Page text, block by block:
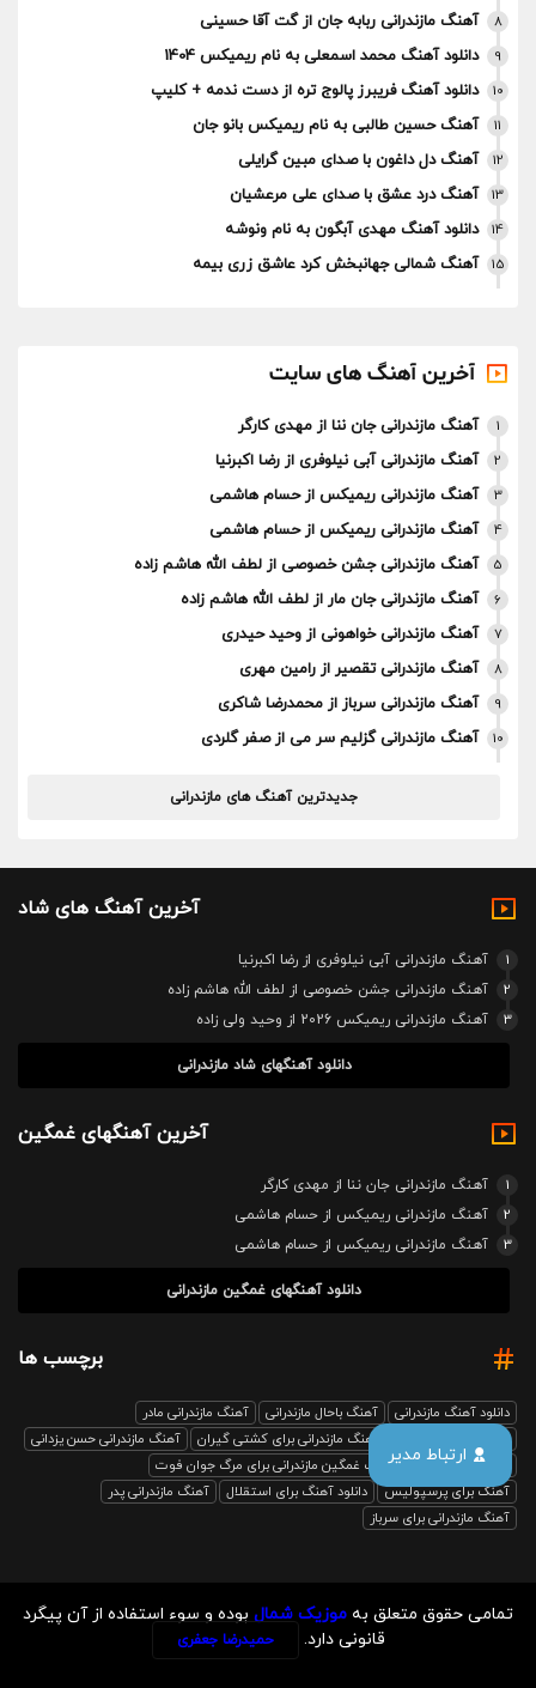
ارتباط مدیر
8 آهنگ مازندرانی ربابه جان از گت آقا حسینی
9 دانلود آهنگ محمد اسمعلی به نام ریمیکس 1404
10 دانلود آهنگ فریبرز پالوج تره از دست ندمه + کلیپ
11 آهنگ حسین طالبی به نام ریمیکس بانو جان
12 آهنگ دل داغون با صدای مبین گرایلی
13 آهنگ درد عشق با صدای علی مرعشیان
14 دانلود آهنگ مهدی آبگون به نام ونوشه
15 آهنگ شمالی جهانبخش کرد عاشق زری بیمه
آخرین آهنگ های سایت
1 آهنگ مازندرانی جان ننا از مهدی کارگر
2 آهنگ مازندرانی آبی نیلوفری از رضا اکبرنیا
3 آهنگ مازندرانی ریمیکس از حسام هاشمی
4 آهنگ مازندرانی ریمیکس از حسام هاشمی
5 آهنگ مازندرانی جشن خصوصی از لطف الله هاشم زاده
6 آهنگ مازندرانی جان مار از لطف الله هاشم زاده
7 آهنگ مازندرانی خواهونی از وحید حیدری
8 آهنگ مازندرانی تقصیر از رامین مهری
9 آهنگ مازندرانی سرباز از محمدرضا شاکری
10 آهنگ مازندرانی گزلیم سر می از صفر گلردی
جدیدترین آهنگ های مازندرانی
آخرین آهنگ های شاد
1
آهنگ مازندرانی آبی نیلوفری از رضا اکبرنیا
2
آهنگ مازندرانی جشن خصوصی از لطف الله هاشم زاده
3
آهنگ مازندرانی ریمیکس 2026 از وحید ولی زاده
دانلود آهنگهای شاد مازندرانی
آخرین آهنگهای غمگین
1
آهنگ مازندرانی جان ننا از مهدی کارگر
2
آهنگ مازندرانی ریمیکس از حسام هاشمی
3
آهنگ مازندرانی ریمیکس از حسام هاشمی
دانلود آهنگهای غمگین مازندرانی
برچسب ها
دانلود آهنگ مازندرانی آهنگ باحال مازندرانی
آهنگ مازندرانی مادر
آهنگ مازندرانی برای کشتی گیران
آهنگ مازندرانی حسن یزدانی
بابل صدا ریمیکس
آهنگ غمگین مازندرانی برای مرگ جوان فوت
آهنگ برای پرسپولیس
دانلود آهنگ برای استقلال
آهنگ مازندرانی پدر
آهنگ مازندرانی برای سرباز
تمامی حقوق متعلق به موزیک شمال بوده و سوء استفاده از آن پیگرد
قانونی دارد.
حمیدرضا جعفری